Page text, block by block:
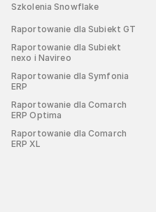
Szkolenia Snowflake
Raportowanie dla Subiekt GT
Raportowanie dla Subiekt
nexo i Navireo
Raportowanie dla Symfonia
ERP
Raportowanie dla Comarch
ERP Optima
Raportowanie dla Comarch
ERP XL